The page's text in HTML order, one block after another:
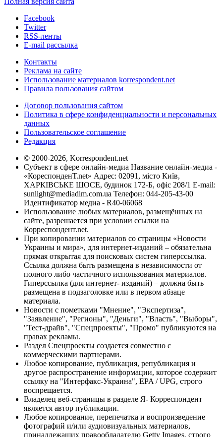
Facebook
Twitter
RSS-ленты
E-mail рассылка
Контакты
Реклама на сайте
Использование материалов korrespondent.net
Правила пользования сайтом
Договор пользования сайтом
Политика в сфере конфиденциальности и персональных
данных
Пользовательское соглашение
Редакция
© 2000-2026, Korrespondent.net
Субъект в сфере онлайн-медиа Название онлайн-медиа -
«КореспонденТ.net» Адрес: 02091, місто Київ,
ХАРКІВСЬКЕ ШОСЕ, будинок 172-Б, офіс 208/1 E-mail:
sunlight@mediadim.com.ua Телефон: 044-205-43-00
Идентификатор медиа - R40-06068
Использование любых материалов, размещённых на
сайте, разрешается при условии ссылки на
Корреспондент.net.
При копировании материалов со страницы «Новости
Украины и мира», для интернет-изданий – обязательна
прямая открытая для поисковых систем гиперссылка.
Ссылка должна быть размещена в независимости от
полного либо частичного использования материалов.
Гиперссылка (для интернет- изданий) – должна быть
размещена в подзаголовке или в первом абзаце
материала.
Новости с пометками "Мнение", "Экспертиза",
"Заявление", "Регионы", "Деньги", "Власть", "Выборы",
"Тест-драйв", "Спецпроекты", "Промо" публикуются на
правах рекламы.
Раздел Спецпроекты создается совместно с
коммерческими партнерами.
Любое копирование, публикация, републикация и
другое распространение информации, которое содержит
ссылку на "Интерфакс-Украина", EPA / UPG, строго
воспрещается.
Владелец веб-страницы в разделе Я- Корреспондент
является автор публикации.
Любое копирование, перепечатка и воспроизведение
фотографий и/или аудиовизуальных материалов,
принадлежащих правообладателю Getty Images, строго